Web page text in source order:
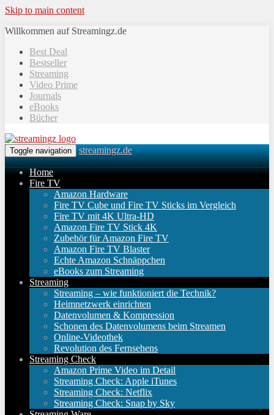
Skip to main content
Willkommen auf Streamingz.de
Best Deal
Bestseller
Streaming
Video Prime
Journals
eBooks
Bücher
Toggle navigation streamingz.de
Home
Fire TV
Amazon Hardware
Fire TV Cube und Fire TV Sticks im Vergleich
Fire TV mit 4K Ultra-HD
Amazon Fire TV Stick 4K
Zubehör für Amazon Fire TV
Amazon Fire TV Blaster
Echte Amazon Schnäppchen
eBooks zum Streaming
Streaming
Streaming – wie funktioniert die Technik?
Heimnetzwerk einrichten
Datenvolumen & Kompression
Schonen des Datenvolumens beim Streamen
Online-Videothek
Revolution des Fernsehens
Streaming Check
Amazon Prime Video im Detail
Streaming Check: Apple iTunes
Streaming Check: Netflix
Streaming Check: Snap by Sky